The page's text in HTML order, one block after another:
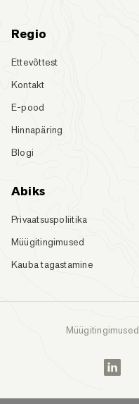
Regio
Ettevõttest
Kontakt
E-pood
Hinnapäring
Blogi
Abiks
Privaatsuspoliitika
Müügitingimused
Kauba tagastamine
Müügitingimused